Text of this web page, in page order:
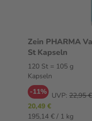
Zein PHARMA
St Kapseln
120 St = 105 g
Kapseln
-11% UVP: 22,95 €
20,49 €
195,14 € / 1 kg